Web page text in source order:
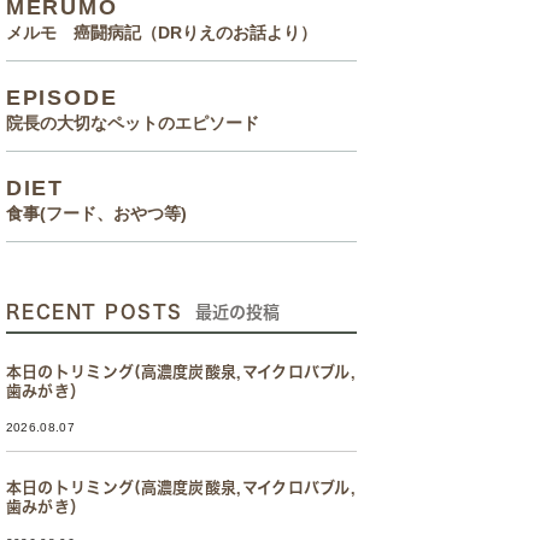
MERUMO
メルモ 癌闘病記（DRりえのお話より）
EPISODE
院長の大切なペットのエピソード
DIET
食事(フード、おやつ等)
RECENT POSTS 最近の投稿
本日のトリミング(高濃度炭酸泉,マイクロバブル,
歯みがき）
2026.08.07
本日のトリミング(高濃度炭酸泉,マイクロバブル,
歯みがき）